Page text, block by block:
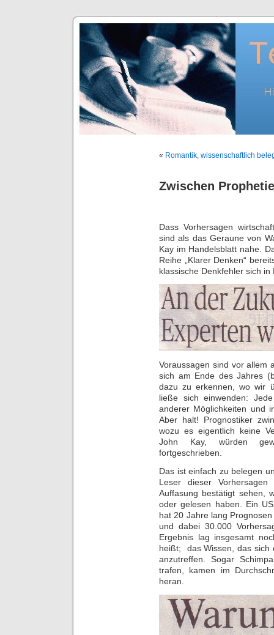
« Romantik, wissenschaftlich
Zwischen
Dass Vorhersagen
sind als das Geraune von
Kay im Handelsblatt nahe.
Reihe „Klarer Denken“
klassische Denkfehler sich
Voraussagen sind vor allem
sich am Ende des Jahres
dazu zu erkennen, wo wir
ließe sich einwenden:
anderer Möglichkeiten und
Aber halt! Prognostiker
wozu es eigentlich keine
John Kay, würden
fortgeschrieben.
Das ist einfach zu belegen
Leser dieser
Auffasung bestätigt sehen,
oder gelesen haben. Ein
hat 20 Jahre lang
und dabei 30.000
Ergebnis lag insgesamt
heißt; das Wissen, das sich
anzutreffen. Sogar
trafen, kamen im
heran.